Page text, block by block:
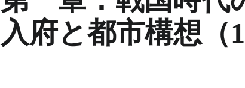
入府と都市構想（